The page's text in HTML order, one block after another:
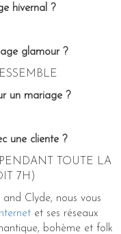
hivernal ?
glamour ?
un mariage ?
une cliente ?
TOUTE LA
7H)
Clyde, nous vous
et ses réseaux
bohème et folk